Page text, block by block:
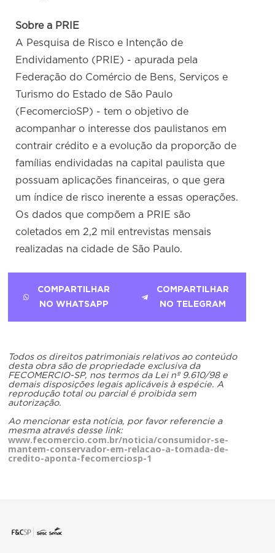
Sobre a PRIE
A Pesquisa de Risco e Intenção de
Endividamento (PRIE) - apurada pela
Federação do Comércio de Bens, Serviços e
Turismo do Estado de São Paulo
(FecomercioSP) - tem o objetivo de
acompanhar o interesse dos paulistanos em
contrair crédito e a evolução da proporção de
famílias endividadas na capital paulista que
possuam aplicações financeiras, o que gera
um índice de risco inerente a essas operações.
Os dados que compõem a PRIE são
coletados em 2,2 mil entrevistas mensais
realizadas na cidade de São Paulo.
COMPARTILHAR
NO WHATSAPP
COMPARTILHAR
NO TELEGRAM
Todos os direitos patrimoniais relativos ao conteúdo
desta obra são de propriedade exclusiva da
FECOMERCIO-SP, nos termos da Lei nº 9.610/98 e
demais disposições legais aplicáveis à espécie. A
reprodução total ou parcial é proibida sem
autorização.
Ao mencionar esta notícia, por favor referencie a
mesma através desse link:
www.fecomercio.com.br/noticia/consumidor-se-
mantem-conservador-em-relacao-a-tomada-de-
credito-aponta-fecomerciosp-1